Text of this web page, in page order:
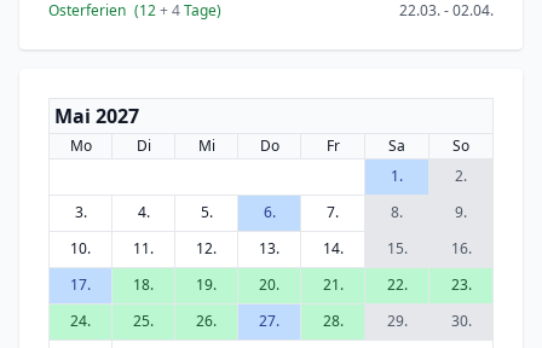
Osterferien (12+ 4Tage) 22.03. - 02.04.
Mai 2027
Mo Di Mi Do Fr Sa
So
1.
2.
3.
4. 5. 6. 7. 8.
9.
10.
11. 12. 13. 14. 15.
16.
17.
18. 19. 20. 21. 22.
23.
24.
25. 26. 27. 28. 29.
30.